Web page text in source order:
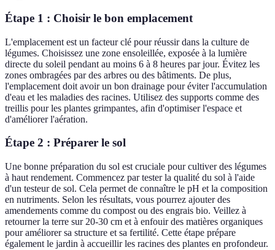
Étape 1 : Choisir le bon emplacement
L'emplacement est un facteur clé pour réussir dans la culture de
légumes. Choisissez une zone ensoleillée, exposée à la lumière
directe du soleil pendant au moins 6 à 8 heures par jour. Évitez les
zones ombragées par des arbres ou des bâtiments. De plus,
l'emplacement doit avoir un bon drainage pour éviter l'accumulation
d'eau et les maladies des racines. Utilisez des supports comme des
treillis pour les plantes grimpantes, afin d'optimiser l'espace et
d'améliorer l'aération.
Étape 2 : Préparer le sol
Une bonne préparation du sol est cruciale pour cultiver des légumes
à haut rendement. Commencez par tester la qualité du sol à l'aide
d'un testeur de sol. Cela permet de connaître le pH et la composition
en nutriments. Selon les résultats, vous pourrez ajouter des
amendements comme du compost ou des engrais bio. Veillez à
retourner la terre sur 20-30 cm et à enfouir des matières organiques
pour améliorer sa structure et sa fertilité. Cette étape prépare
également le jardin à accueillir les racines des plantes en profondeur.